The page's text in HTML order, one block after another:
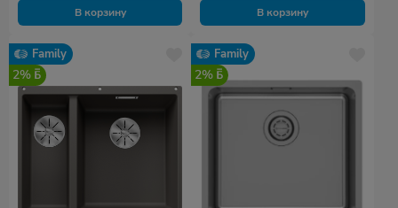
В корзину В корзину
Family
2%
Family
2%